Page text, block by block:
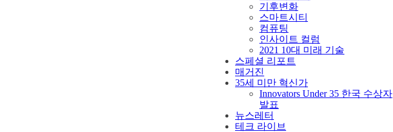
기후변화
스마트시티
컴퓨팅
인사이트 컬럼
2021 10대 미래 기술
스페셜 리포트
매거진
35세 미만 혁신가
Innovators Under 35 한국 수상자
발표
뉴스레터
테크 라이브